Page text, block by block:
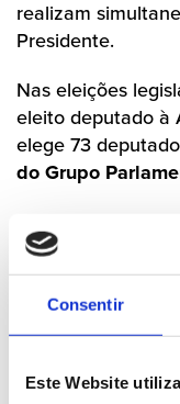
Consentir
Este Website
realizam
Presidente.
Nas eleições
eleito deputado à
elege 73
do Grupo
Comité
Carneiro
Partido,
Razões: críticas
posição